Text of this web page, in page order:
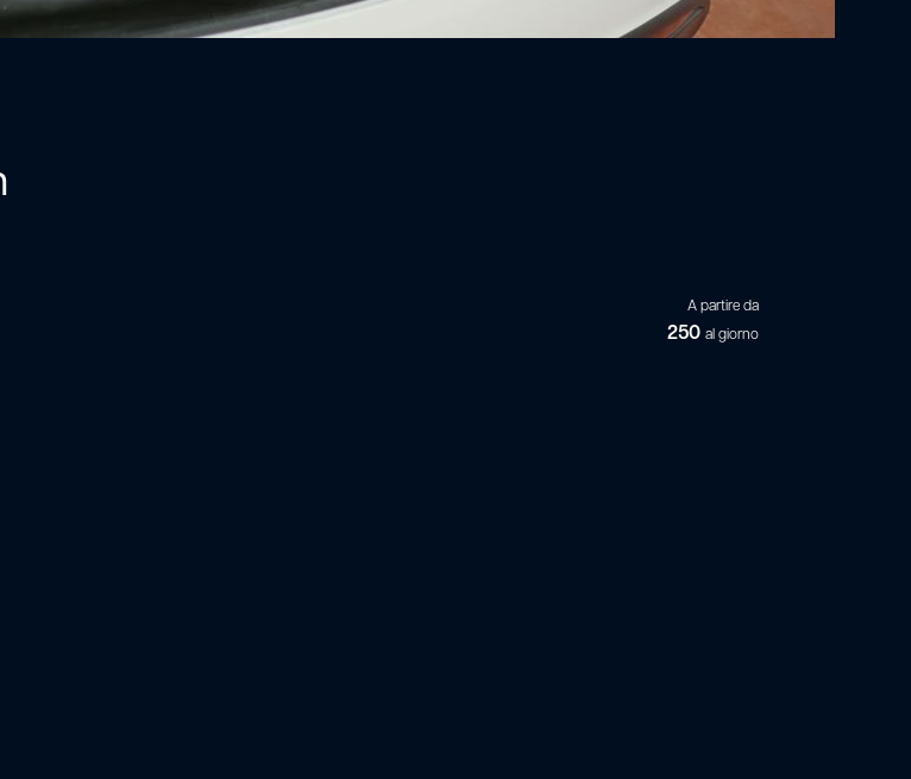
A partire da
250 al giorno